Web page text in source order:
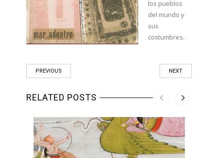
los pueblos
del mundo y
sus
costumbres.
PREVIOUS NEXT
RELATED POSTS